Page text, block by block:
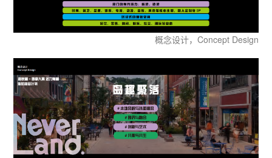
概念设计，Concept Design